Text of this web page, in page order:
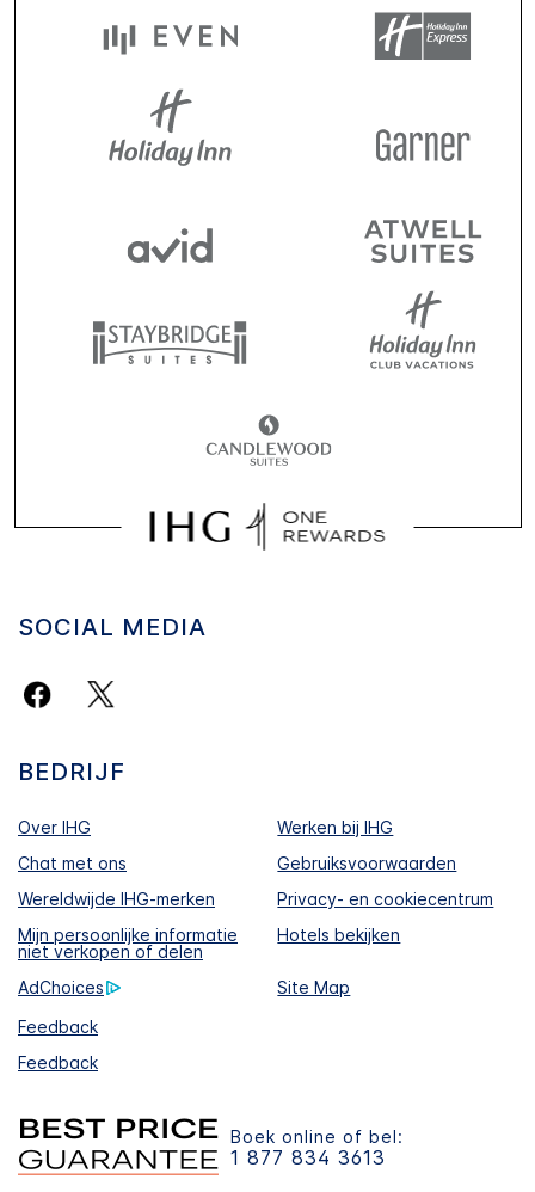
SOCIAL MEDIA
BEDRIJF
Over IHG
Werken bij IHG
Chat met ons
Gebruiksvoorwaarden
Wereldwijde IHG-merken
Privacy- en cookiecentrum
Mijn persoonlijke informatie
niet verkopen of delen
Hotels bekijken
AdChoices
Site Map
Feedback
Feedback
Boek online of bel:
1 877 834 3613